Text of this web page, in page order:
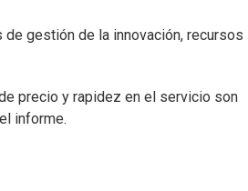
gestión de la innovación, recursos
precio y rapidez en el servicio son
informe.